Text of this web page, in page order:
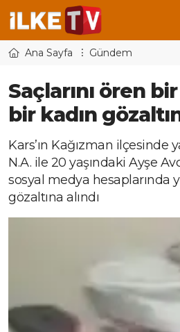
Ana Sayfa Gündem
Saçlarını ören
bir kadın
Kars’ın Kağızman ilçesinde
N.A. ile 20 yaşındaki Ayşe
sosyal medya hesaplarında
gözaltına alındı